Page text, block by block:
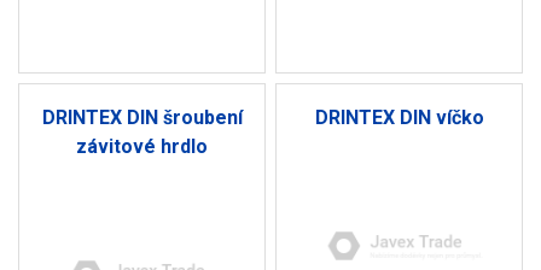
DRINTEX DIN šroubení
závitové hrdlo
DRINTEX DIN víčko